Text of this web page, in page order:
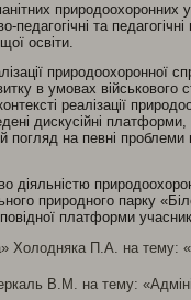
природоохоронних
та
освіти.
природоохоронної
в умовах військового
реалізації
дискусійні платформи,
погляд на певні проблеми
діяльністю
природного парку
платформи
Холодняка П.А. на тему:
В.М. на тему: